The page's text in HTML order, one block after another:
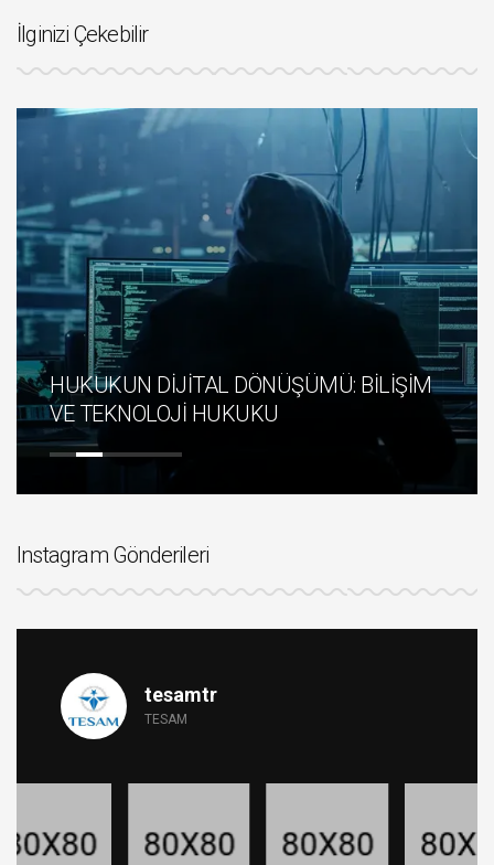
İlginizi Çekebilir
HUKUKUN DİJİTAL DÖNÜŞÜMÜ: BİLİŞİM
VE TEKNOLOJİ HUKUKU
Instagram Gönderileri
tesamtr
TESAM